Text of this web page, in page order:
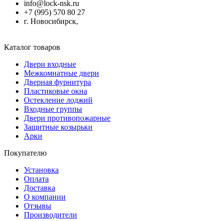
info@lock-nsk.ru
+7 (995) 570 80 27
г. Новосибирск,
Каталог товаров
Двери входные
Межкомнатные двери
Дверная фурнитура
Пластиковые окна
Остекление лоджий
Входные группы
Двери противопожарные
Защитные козырьки
Арки
Покупателю
Установка
Оплата
Доставка
О компании
Отзывы
Производители